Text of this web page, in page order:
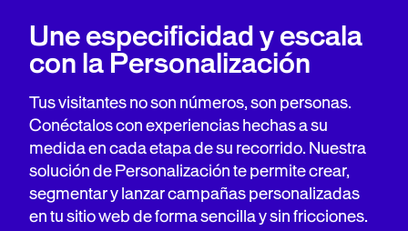
Une especificidad y escala
con la Personalización
Tus visitantes no son números, son personas.
Conéctalos con experiencias hechas a su
medida en cada etapa de su recorrido. Nuestra
solución de Personalización te permite crear,
segmentar y lanzar campañas personalizadas
en tu sitio web de forma sencilla y sin fricciones.